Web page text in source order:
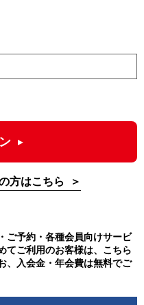
方はこちら
ご予約・各種会員向けサービ
てご利用のお客様は、こちら
、入会金・年会費は無料でご